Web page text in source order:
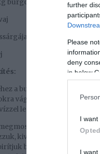
further
Please
deny
in below
I want
I want
burgonya
a burgonyát héjában
vágjuk, a brokkolit kis
leöblítjük.
vékony
kivesszük. A
benne. Hozzáadjuk a